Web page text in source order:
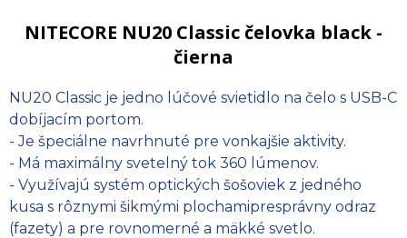
NITECORE NU20 Classic čelovka black -
čierna
NU20 Classic je jedno lúčové svietidlo na čelo s USB-C
dobíjacím portom.
- Je špeciálne navrhnuté pre vonkajšie aktivity.
- Má maximálny svetelný tok 360 lúmenov.
- Využívajú systém optických šošoviek z jedného
kusa s rôznymi šikmými plochamipresprávny odraz
(fazety) a pre rovnomerné a mäkké svetlo.